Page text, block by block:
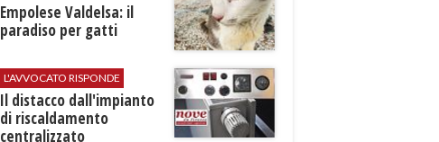
Empolese Valdelsa: il
paradiso per gatti
L'AVVOCATO RISPONDE
Il distacco dall'impianto
di riscaldamento
centralizzato